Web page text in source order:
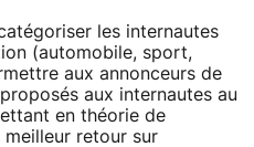
les internautes
(automobile, sport,
aux annonceurs de
aux internautes au
en théorie de
retour sur